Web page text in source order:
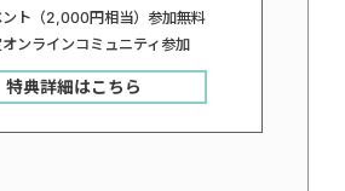
ント（2,000円相当）参加無料
ンラインコミュニティ参加
特典詳細はこちら